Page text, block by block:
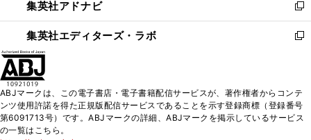
く
で
開
く
ド
ウ
で
ィ
ン
ド
く
集英社アドナビ
新
し
い
ド
ウ
で
集英社エディターズ・ラボ
新
ィ
ン
ド
ABJマークは、この電子書店・電子書籍配信サービスが、著作権者からコンテ
ンツ使用許諾を得た正規版配信サービスであることを示す登録商標（登録番号
第6091713号）です。ABJマークの詳細、ABJマークを掲示しているサービス
の一覧はこちら。